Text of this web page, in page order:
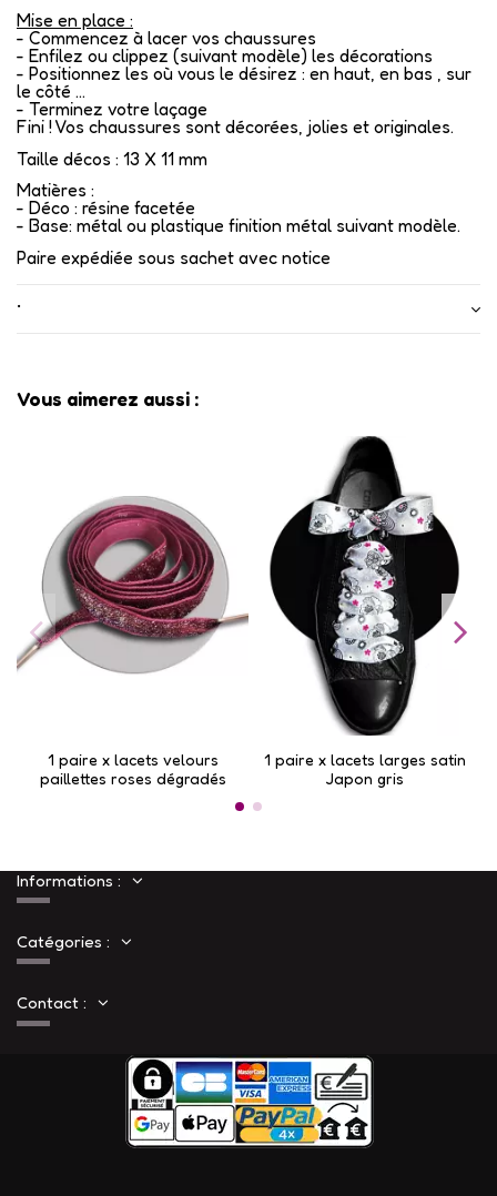
Mise en place :
- Commencez à lacer vos chaussures
- Enfilez ou clippez (suivant modèle) les décorations
- Positionnez les où vous le désirez : en haut, en bas , sur
le côté ...
- Terminez votre laçage
Fini ! Vos chaussures sont décorées, jolies et originales.
Taille décos : 13 X 11 mm
Matières :
- Déco : résine facetée
- Base: métal ou plastique finition métal suivant modèle.
Paire expédiée sous sachet avec notice
•
Vous aimerez aussi :
1 paire x lacets velours
paillettes roses dégradés
1 paire x lacets larges satin
Japon gris
Informations :
Catégories :
Contact :